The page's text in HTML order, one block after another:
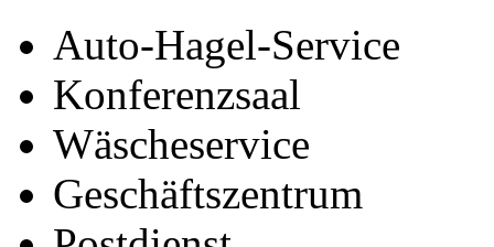
Auto-Hagel-Service
Konferenzsaal
Wäscheservice
Geschäftszentrum